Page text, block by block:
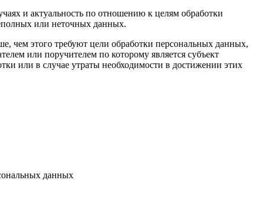
и актуальность по отношению к целям обработки
или неточных данных.
чем этого требуют цели обработки персональных данных,
или поручителем по которому является субъект
или в случае утраты необходимости в достижении этих
данных